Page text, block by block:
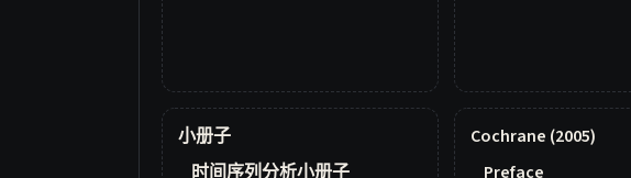
小册子
时间序列分析小册子
Cochrane (2005)
Preface